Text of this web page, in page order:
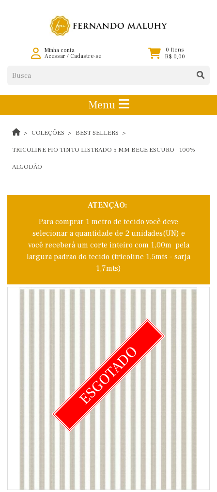
Minha conta
Acessar/ Cadastre-se
0 Itens
R$ 0,00
Menu
COLEÇÕES BEST SELLERS
TRICOLINE FIO TINTO LISTRADO 5 MM BEGE ESCURO - 100%
ALGODÃO
ATENÇÃO:
Para comprar 1 metro de tecido você deve
selecionar a quantidade de 2 unidades(UN) e
você receberá um corte inteiro com 1,00m pela
largura padrão do tecido (tricoline 1,5mts - sarja
1,7mts)
ESGOTADO